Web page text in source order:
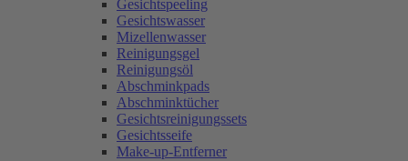
Gesichtspeeling
Gesichtswasser
Mizellenwasser
Reinigungsgel
Reinigungsöl
Abschminkpads
Abschminktücher
Gesichtsreinigungssets
Gesichtsseife
Make-up-Entferner